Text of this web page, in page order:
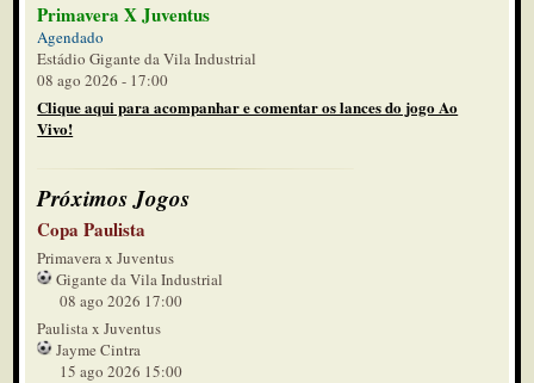
Primavera X Juventus
Agendado
Estádio Gigante da Vila Industrial
08 ago 2026 - 17:00
Clique aqui para acompanhar e comentar os lances do jogo Ao
Vivo!
Próximos Jogos
Copa Paulista
Primavera x Juventus
Gigante da Vila Industrial
08 ago 2026 17:00
Paulista x Juventus
Jayme Cintra
15 ago 2026 15:00